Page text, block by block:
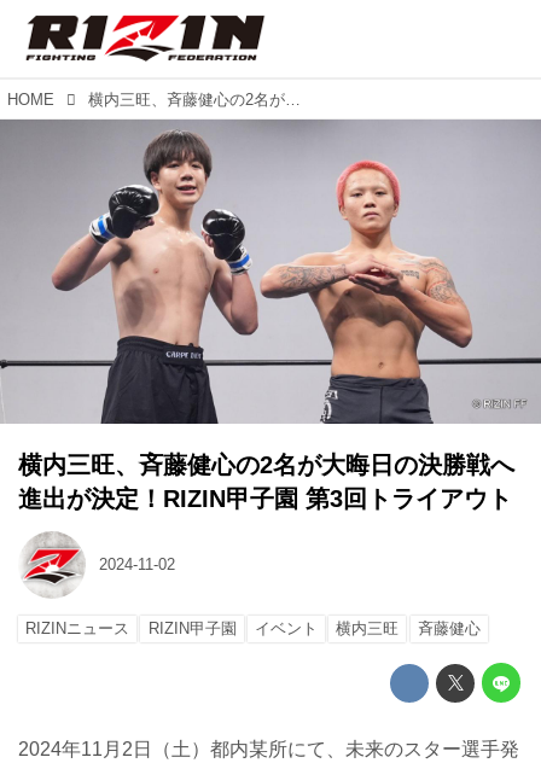
HOME 横内三旺、⻫藤健心の2名が大晦日の決勝戦へ進出が決定！RIZIN甲子園 第3回トライアウト
横内三旺、⻫藤健心の2名が大晦日の決勝戦へ
進出が決定！RIZIN甲子園 第3回トライアウト
2024-11-02
RIZINニュース RIZIN甲子園 イベント 横内三旺 ⻫藤健心
2024年11月2日（土）都内某所にて、未来のスター選手発